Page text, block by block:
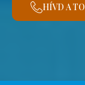
HÍVD A